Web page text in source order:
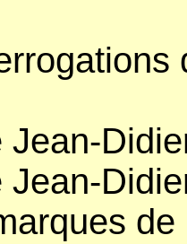
Jean-
Jean-
de